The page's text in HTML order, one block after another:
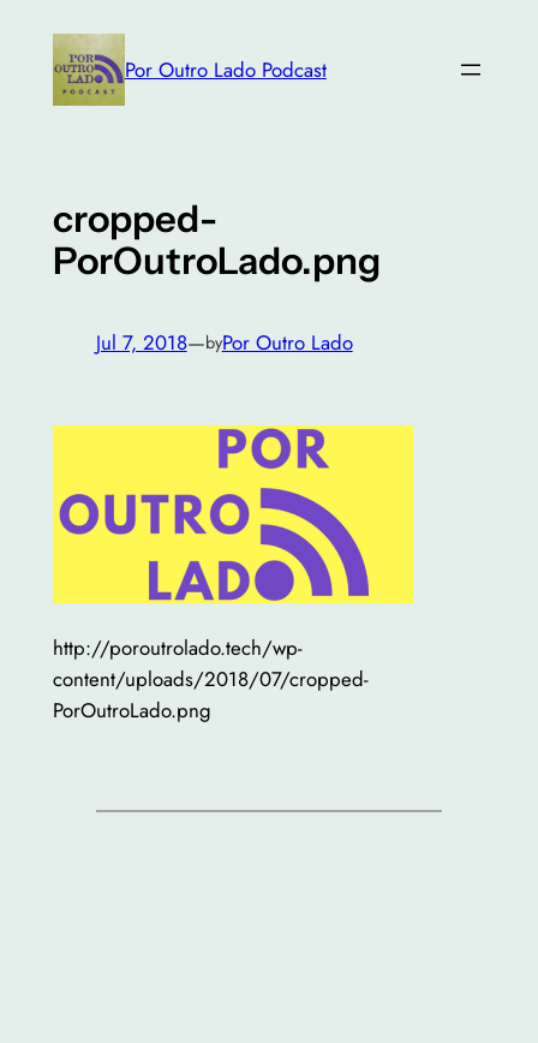
content
Por Outro Lado Podcast
cropped-
PorOutroLado.png
Jul 7, 2018—byPor Outro Lado
http://poroutrolado.tech/wp-
content/uploads/2018/07/cropped-
PorOutroLado.png